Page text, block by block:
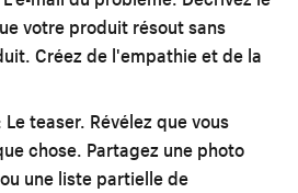
votre produit résout sans
Créez de l'empathie et de la
Le teaser. Révélez que vous
chose. Partagez une photo
une liste partielle de